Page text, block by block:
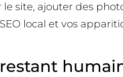
site, ajouter des
local et vos